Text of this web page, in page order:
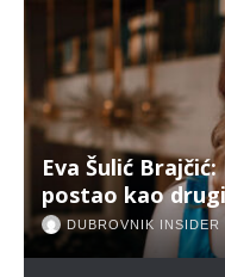
Eva Šulić
postao kao
DUBROVNIK INSIDER